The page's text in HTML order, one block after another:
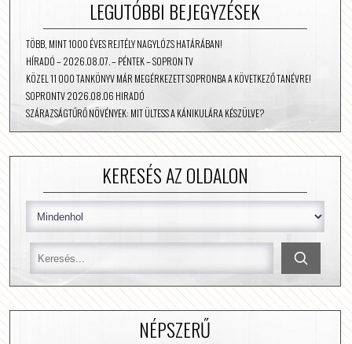
LEGUTÓBBI BEJEGYZÉSEK
TÖBB, MINT 1000 ÉVES REJTÉLY NAGYLÓZS HATÁRÁBAN!
HÍRADÓ – 2026.08.07. – PÉNTEK – SOPRON TV
KÖZEL 11 000 TANKÖNYV MÁR MEGÉRKEZETT SOPRONBA A KÖVETKEZŐ TANÉVRE!
SOPRONTV 2026.08.06 HIRADÓ
SZÁRAZSÁGTŰRŐ NÖVÉNYEK: MIT ÜLTESS A KÁNIKULÁRA KÉSZÜLVE?
KERESÉS AZ OLDALON
NÉPSZERŰ